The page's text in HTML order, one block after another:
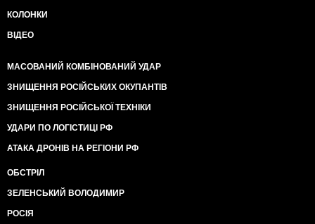
КОЛОНКИ
ВІДЕО
МАСОВАНИЙ КОМБІНОВАНИЙ УДАР
ЗНИЩЕННЯ РОСІЙСЬКИХ ОКУПАНТІВ
ЗНИЩЕННЯ РОСІЙСЬКОЇ ТЕХНІКИ
УДАРИ ПО ЛОГІСТИЦІ РФ
АТАКА ДРОНІВ НА РЕГІОНИ РФ
ОБСТРІЛ
ЗЕЛЕНСЬКИЙ ВОЛОДИМИР
РОСІЯ